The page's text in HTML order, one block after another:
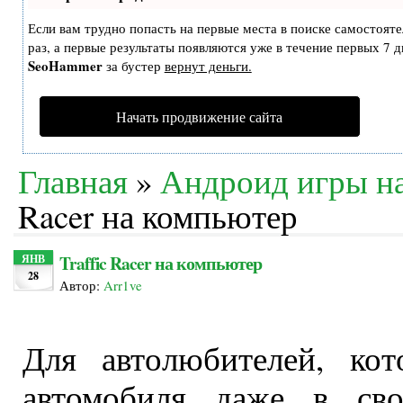
Если вам трудно попасть на первые места в поиске
раз, а первые результаты появляются уже в течение первых
SeoHammerза бустер вернут деньги.
Начать продвижение сайта
Главная» Андроид игры
Racer на компьютер
ЯНВ
28
Traffic Racer на компьютер
Автор: Arr1ve
Для автолюбителей,